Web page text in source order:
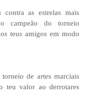
as estrelas mais
campeão do torneio
teus amigos em modo
de artes marciais
teu valor ao derrotares